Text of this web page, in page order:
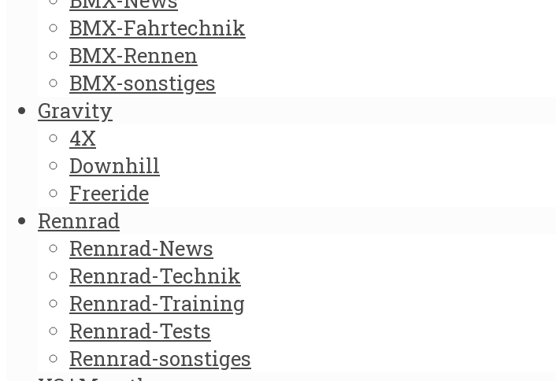
BMX-Fahrtechnik
BMX-Rennen
BMX-sonstiges
Gravity
4X
Downhill
Freeride
Rennrad
Rennrad-News
Rennrad-Technik
Rennrad-Training
Rennrad-Tests
Rennrad-sonstiges